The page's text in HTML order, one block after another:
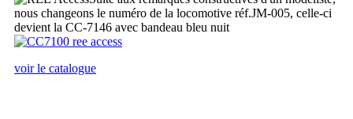
nous changeons le numéro de la locomotive réf.JM-005, celle-ci
devient la CC-7146 avec bandeau bleu nuit
voir le catalogue